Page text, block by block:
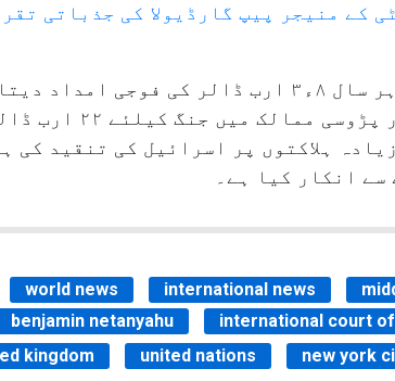
کے منیجر پیپ گارڈیولا کی جذباتی
امریکہ نے غزہ میں
ہلاکتوں پر اسرائیل کی تنقید کی
انکار کیا ہے۔
world news international news
benjamin netanyahu international court
kingdom
united nations new york